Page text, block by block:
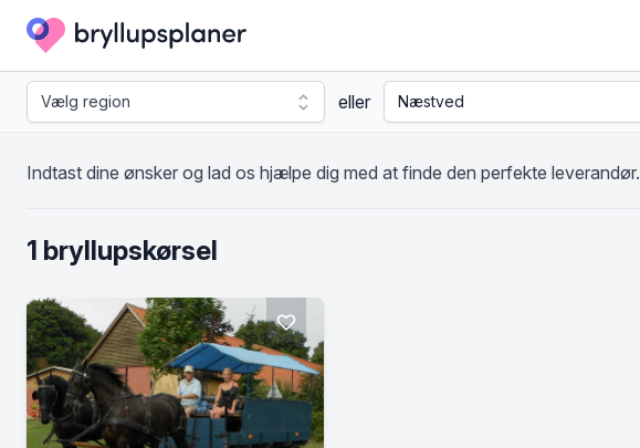
eller
Indtast dine ønsker og lad os hjælpe dig med at finde den perfekte leverandør.
1 bryllupskørsel